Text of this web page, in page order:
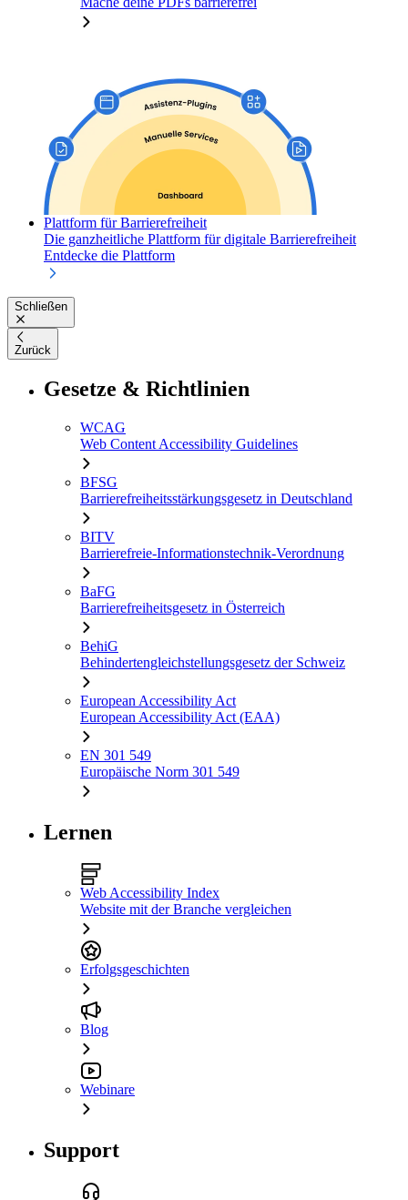
Plattform für Barrierefreiheit
Die ganzheitliche Plattform für digitale Barrierefreiheit
Entdecke die Plattform
Schließen
Zurück
Gesetze & Richtlinien
WCAG
Web Content Accessibility Guidelines
BFSG
Barrierefreiheitsstärkungsgesetz in Deutschland
BITV
Barrierefreie-Informationstechnik-Verordnung
BaFG
Barrierefreiheitsgesetz in Österreich
BehiG
Behindertengleichstellungsgesetz der Schweiz
European Accessibility Act
European Accessibility Act (EAA)
EN 301 549
Europäische Norm 301 549
Lernen
Web Accessibility Index
Website mit der Branche vergleichen
Erfolgsgeschichten
Blog
Webinare
Support